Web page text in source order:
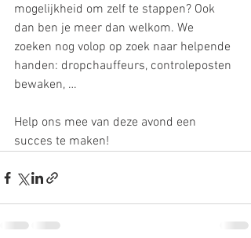
mogelijkheid om zelf te stappen? Ook
dan ben je meer dan welkom. We
zoeken nog volop op zoek naar helpende
handen: dropchauffeurs, controleposten
bewaken, …
Help ons mee van deze avond een
succes te maken!